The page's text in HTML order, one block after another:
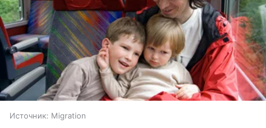
Источник: Migration